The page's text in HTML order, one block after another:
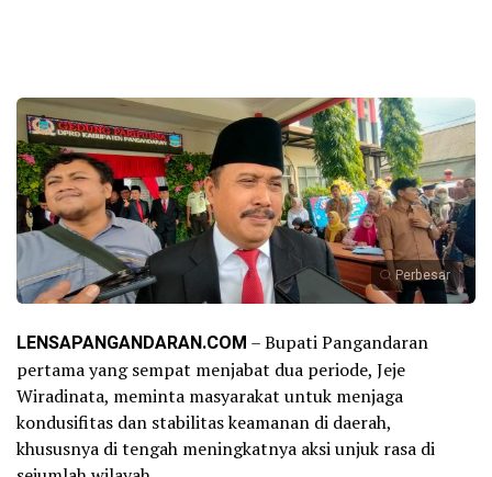
Perbesar
LENSAPANGANDARAN.COM – Bupati Pangandaran
pertama yang sempat menjabat dua periode, Jeje
Wiradinata, meminta masyarakat untuk menjaga
kondusifitas dan stabilitas keamanan di daerah,
khususnya di tengah meningkatnya aksi unjuk rasa di